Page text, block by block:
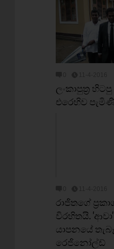
ලංකාපුත්‍ර
එරෙහිව
රාජිතගේ
විරහිතයි.
යාපනයේ
රෙජිනෝල්ඩ්